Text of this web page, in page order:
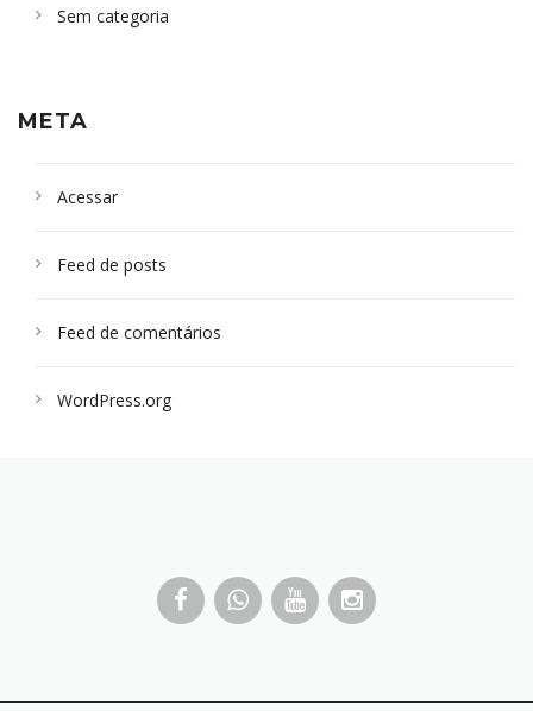
Sem categoria
META
Acessar
Feed de posts
Feed de comentários
WordPress.org